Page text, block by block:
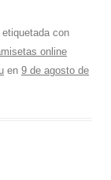
con
online
en 9 de agosto de